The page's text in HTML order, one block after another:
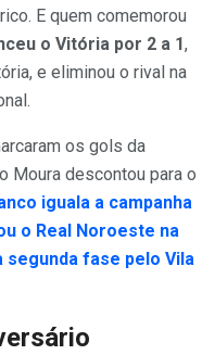
E quem comemorou
o Vitória por 2 a 1,
e eliminou o rival na
os gols da
Moura descontou para o
iguala a campanha
o Real Noroeste na
segunda fase pelo Vila